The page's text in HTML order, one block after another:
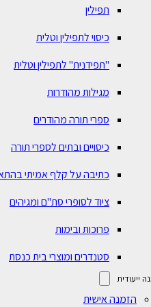
תפילין
כיסוי לתפילין וטלית
"תפידנית" לתפילין וטלית
מגילות מהודרות
ספרי תורה מהודרים
כיסויים ובתים לספרי תורה
כתיבה על קלף אמיתי
ציוד לסופרי סת"ם ומגיהים
פרוכות ובימות
סטנדרים ומוצרי בית כנסת
ייעודית
הזמנה אישית